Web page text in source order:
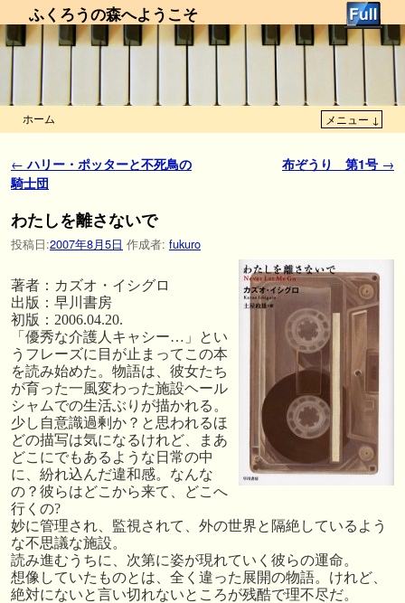
ふくろうの森へようこそ
ホーム メニュー ↓
投稿ナビゲーション
← ハリー・ポッターと不死鳥の
騎士団
布ぞうり 第1号 →
わたしを離さないで
投稿日:2007年8月5日 作成者: fukuro
著者：カズオ・イシグロ
出版：早川書房
初版：2006.04.20.
「優秀な介護人キャシー…」とい
うフレーズに目が止まってこの本
を読み始めた。物語は、彼女たち
が育った一風変わった施設ヘール
シャムでの生活ぶりが描かれる。
少し自意識過剰か？と思われるほ
どの描写は気になるけれど、まあ
どこにでもあるような日常の中
に、紛れ込んだ違和感。なんな
の？彼らはどこから来て、どこへ
行くの?
妙に管理され、監視されて、外の世界と隔絶しているよう
な不思議な施設。
読み進むうちに、次第に姿が現れていく彼らの運命。
想像していたものとは、全く違った展開の物語。けれど、
絶対にないと言い切れないところが残酷で理不尽だ。